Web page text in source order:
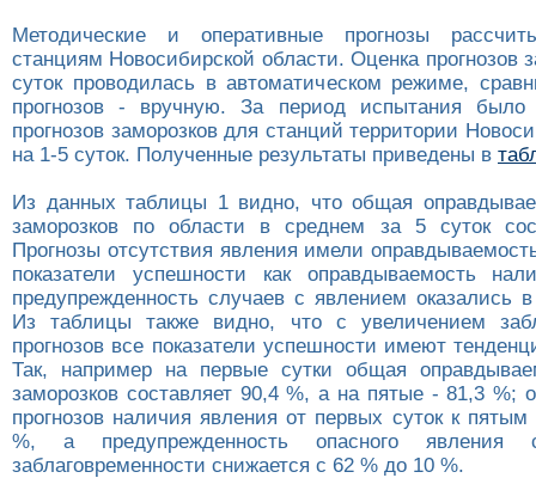
Методические и оперативные прогнозы
станциям Новосибирской области. Оценка прогнозов
суток проводилась в автоматическом режиме,
прогнозов - вручную. За период испытания было
прогнозов заморозков для станций территории
на 1-5 суток. Полученные результаты приведены в
Из данных таблицы 1 видно, что общая
заморозков по области в среднем за 5 суток
Прогнозы отсутствия явления имели
показатели успешности как оправдываемость
предупрежденность случаев с явлением оказались
Из таблицы также видно, что с увеличением
прогнозов все показатели успешности имеют
Так, например на первые сутки общая
заморозков составляет 90,4 %, а на пятые - 81,3 %;
прогнозов наличия явления от первых суток к
%, а предупрежденность опасного явления
заблаговременности снижается с 62 % до 10 %.